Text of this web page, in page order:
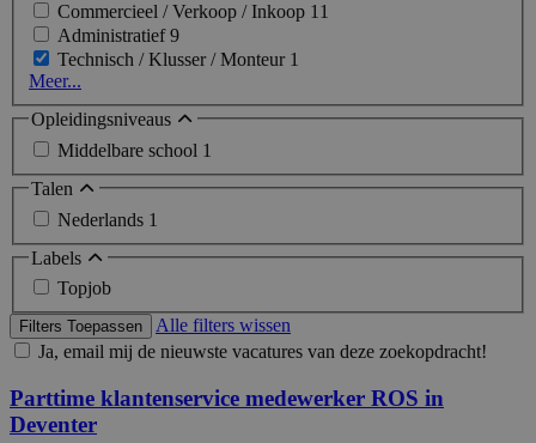
Commercieel / Verkoop / Inkoop 11
Administratief9
Technisch / Klusser / Monteur 1
Meer...
Opleidingsniveaus
Middelbare school 1
Talen
Nederlands 1
Labels
Topjob
Filters Toepassen
Alle filters wissen
Ja, email mij de nieuwste vacatures van deze zoekopdracht!
Parttime klantenservice medewerker ROS in
Deventer